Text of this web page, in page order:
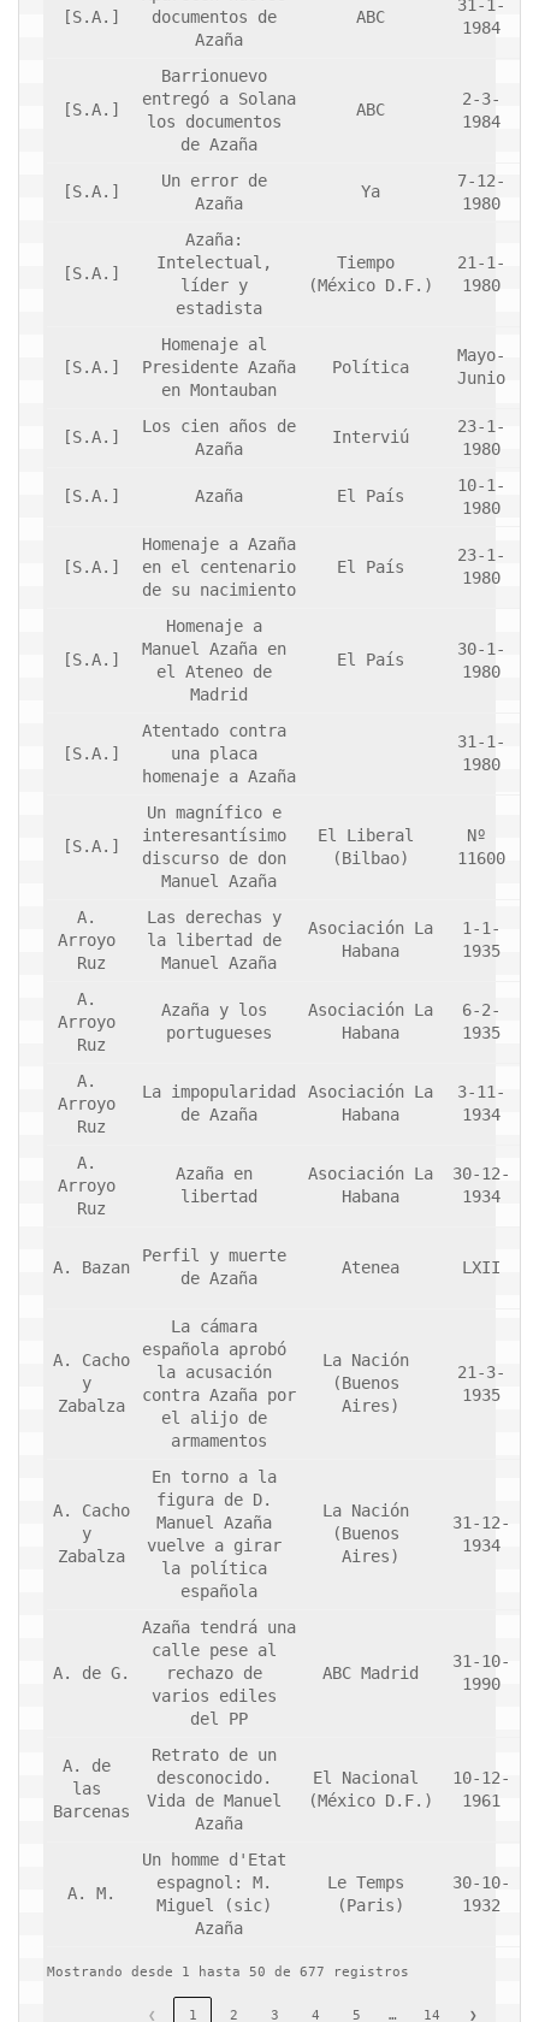
[S.A.]
documentos de
Azaña
ABC
31-1-
1984
[S.A.]
Barrionuevo
entregó a Solana
los documentos
de Azaña
ABC
2-3-
1984
[S.A.]
Un error de
Azaña
Ya
7-12-
1980
[S.A.]
Azaña:
Intelectual,
líder y
estadista
Tiempo
(México D.F.)
21-1-
1980
[S.A.]
Homenaje al
Presidente Azaña
en Montauban
Política
Mayo-
Junio
[S.A.]
Los cien años de
Azaña
Interviú
23-1-
1980
[S.A.] Azaña El País
10-1-
1980
[S.A.]
Homenaje a Azaña
en el centenario
de su nacimiento
El País
23-1-
1980
[S.A.]
Homenaje a
Manuel Azaña en
el Ateneo de
Madrid
El País
30-1-
1980
[S.A.]
Atentado contra
una placa
homenaje a Azaña
31-1-
1980
[S.A.]
Un magnífico e
interesantísimo
discurso de don
Manuel Azaña
El Liberal
(Bilbao)
Nº
11600
A.
Arroyo
Ruz
Las derechas y
la libertad de
Manuel Azaña
Asociación La
Habana
1-1-
1935
A.
Arroyo
Ruz
Azaña y los
portugueses
Asociación La
Habana
6-2-
1935
A.
Arroyo
Ruz
La impopularidad
de Azaña
Asociación La
Habana
3-11-
1934
A.
Arroyo
Ruz
Azaña en
libertad
Asociación La
Habana
30-12-
1934
A. Bazan
Perfil y muerte
de Azaña
Atenea LXII
A. Cacho
y
Zabalza
La cámara
española aprobó
la acusación
contra Azaña por
el alijo de
armamentos
La Nación
(Buenos
Aires)
21-3-
1935
A. Cacho
y
Zabalza
En torno a la
figura de D.
Manuel Azaña
vuelve a girar
la política
española
La Nación
(Buenos
Aires)
31-12-
1934
A. de G.
Azaña tendrá una
calle pese al
rechazo de
varios ediles
del PP
ABC Madrid
31-10-
1990
A. de
las
Barcenas
Retrato de un
desconocido.
Vida de Manuel
Azaña
El Nacional
(México D.F.)
10-12-
1961
A. M.
Un homme d'Etat
espagnol: M.
Miguel (sic)
Azaña
Le Temps
(Paris)
30-10-
1932
Mostrando desde 1 hasta 50 de 677 registros
❮ 1 2 3 4 5 … 14 ❯